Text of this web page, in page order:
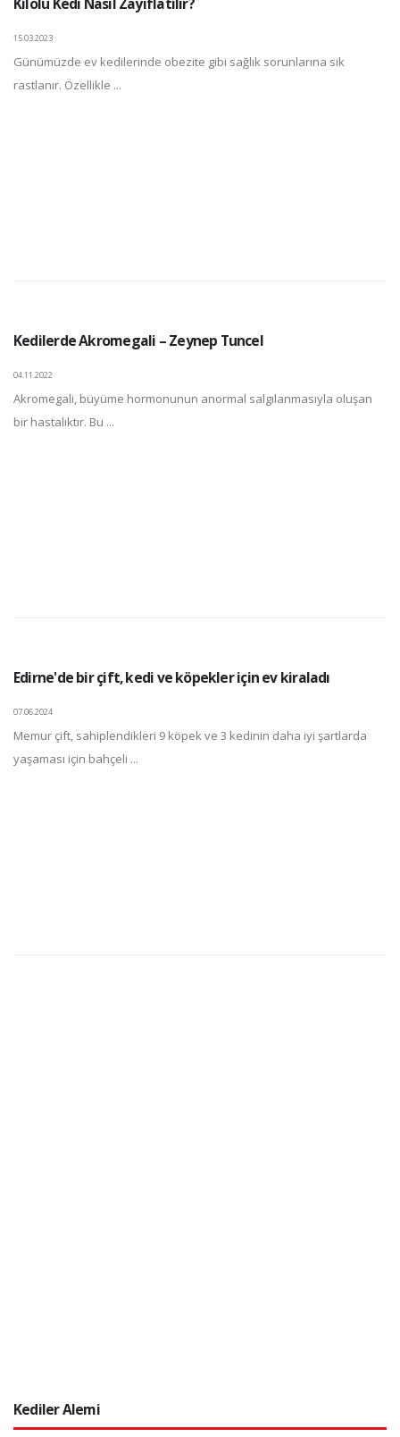
15.03.2023
Günümüzde ev kedilerinde obezite gibi sağlık sorunlarına sık
rastlanır. Özellikle ...
Kedilerde Akromegali – Zeynep Tuncel
04.11.2022
Akromegali, büyüme hormonunun anormal salgılanmasıyla oluşan
bir hastalıktır. Bu ...
Edirne'de bir çift, kedi ve köpekler için ev kiraladı
07.06.2024
Memur çift, sahiplendikleri 9 köpek ve 3 kedinin daha iyi şartlarda
yaşaması için bahçeli ...
Kediler Alemi